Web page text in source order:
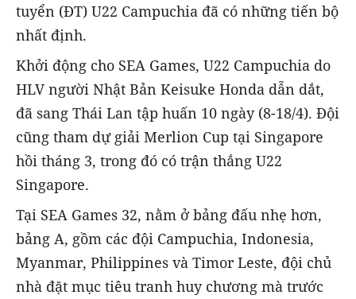
tuyển (ĐT) U22 Campuchia đã có những tiến bộ
nhất định.
Khởi động cho SEA Games, U22 Campuchia do
HLV người Nhật Bản Keisuke Honda dẫn dắt,
đã sang Thái Lan tập huấn 10 ngày (8-18/4). Đội
cũng tham dự giải Merlion Cup tại Singapore
hồi tháng 3, trong đó có trận thắng U22
Singapore.
Tại SEA Games 32, nằm ở bảng đấu nhẹ hơn,
bảng A, gồm các đội Campuchia, Indonesia,
Myanmar, Philippines và Timor Leste, đội chủ
nhà đặt mục tiêu tranh huy chương mà trước